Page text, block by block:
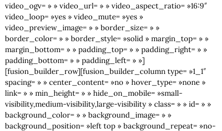
video_ogv= » » video_url= » » video_aspect_ratio= »16:9″
video_loop= »yes » video_mute= »yes »
video_preview_image= » » border_size= » »
border_color= » » border_style= »solid » margin_top= » »
margin_bottom= » » padding_top= » » padding_right= » »
padding_bottom= » » padding_left= » »]
[fusion_builder_row][fusion_builder_column type= »1_1″
spacing= » » center_content= »no » hover_type= »none »
link= » » min_height= » » hide_on_mobile= »small-
visibility,medium-visibility,large-visibility » class= » » id= » »
background_color= » » background_image= » »
background_position= »left top » background_repeat= »no-